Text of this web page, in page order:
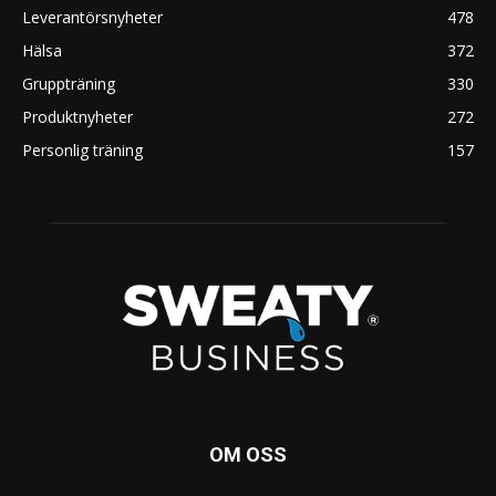
Leverantörsnyheter
478
Hälsa
372
Gruppträning
330
Produktnyheter
272
Personlig träning
157
OM OSS